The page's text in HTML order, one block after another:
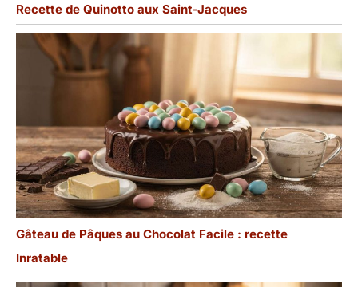
Recette de Quinotto aux Saint-Jacques
Gâteau de Pâques au Chocolat Facile : recette
Inratable